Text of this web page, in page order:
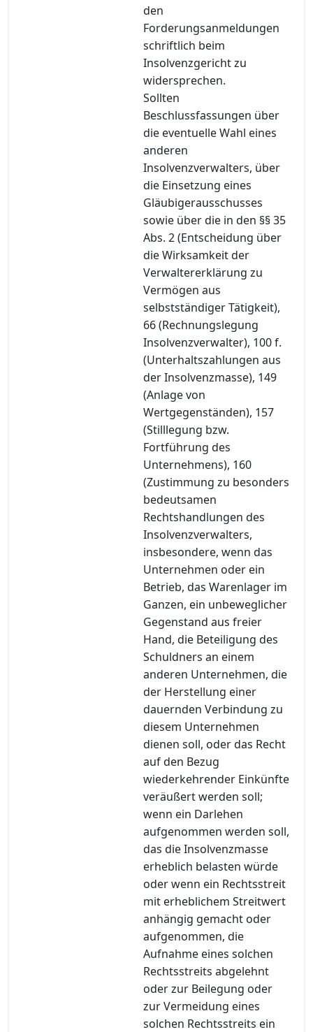
den
Forderungsanmeldungen
schriftlich beim
Insolvenzgericht zu
widersprechen.
Sollten
Beschlussfassungen über
die eventuelle Wahl eines
anderen
Insolvenzverwalters, über
die Einsetzung eines
Gläubigerausschusses
sowie über die in den §§ 35
Abs. 2 (Entscheidung über
die Wirksamkeit der
Verwaltererklärung zu
Vermögen aus
selbstständiger Tätigkeit),
66 (Rechnungslegung
Insolvenzverwalter), 100 f.
(Unterhaltszahlungen aus
der Insolvenzmasse), 149
(Anlage von
Wertgegenständen), 157
(Stilllegung bzw.
Fortführung des
Unternehmens), 160
(Zustimmung zu besonders
bedeutsamen
Rechtshandlungen des
Insolvenzverwalters,
insbesondere, wenn das
Unternehmen oder ein
Betrieb, das Warenlager im
Ganzen, ein unbeweglicher
Gegenstand aus freier
Hand, die Beteiligung des
Schuldners an einem
anderen Unternehmen, die
der Herstellung einer
dauernden Verbindung zu
diesem Unternehmen
dienen soll, oder das Recht
auf den Bezug
wiederkehrender Einkünfte
veräußert werden soll;
wenn ein Darlehen
aufgenommen werden soll,
das die Insolvenzmasse
erheblich belasten würde
oder wenn ein Rechtsstreit
mit erheblichem Streitwert
anhängig gemacht oder
aufgenommen, die
Aufnahme eines solchen
Rechtsstreits abgelehnt
oder zur Beilegung oder
zur Vermeidung eines
solchen Rechtsstreits ein